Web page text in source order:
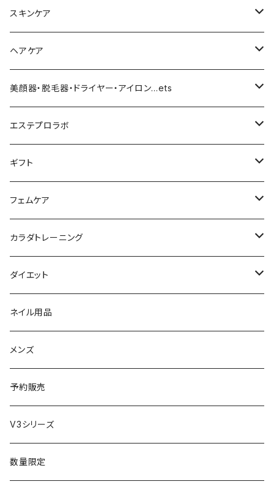
化粧下地
ファンデーション／パウダー
クッションファンデーション
リキッドファンデ
マスカラ／眉毛／アイシャドー
リップ／チーク
アイライナー
日焼け止め
スキンケア
導入化粧水／化粧水
美容液／アイクリーム
クリーム・乳液
クレンジング／洗顔
パック
ボディ＆ハンドクリーム
セット販売
ヘアケア
ヘアシャンプー／トリートメント
つるりんちょ
ヘアケア
スタイリング剤
育毛
コーム
美顔器・脱毛器・ドライヤー・アイロン…ets
MY TREX（マイトレックス）
KINUJO （絹女）
ヤーマン
ダイソン
リュミエリーナ
エレクトロン
ラディアント
コテ／アイロン
美顔器／スチーマー
シャワーヘッド
エステプロラボ
ファスティング
サプリ・ハーブティー
ギフト
【ギフトチケット】お店で使える
母の日ギフト
【ギフトチケット】オンラインサイトで使える
ギフトセット
フェムケア
洗う（フェミニンウォッシュ）
保湿（オイル・ミルク）
生理・ニオイ・ムレ ケア
インナーケア（乳酸菌・腸内環境サポート・更年期ケア）
カラダトレーニング
リラックスアイテム
ダイエット
サプリ
ドリンク
プロテイン
セット
グッズ
ネイル用品
メンズ
予約販売
V3シリーズ
数量限定